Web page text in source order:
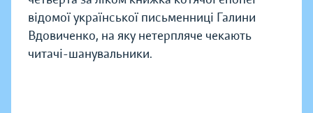
відомої української письменниці Галини
Вдовиченко, на яку нетерпляче чекають
читачі-шанувальники.